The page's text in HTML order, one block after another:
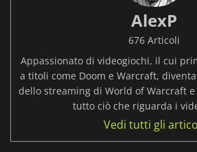
AlexP
676 Articoli
Appassionato di videogiochi, il cui
a titoli come Doom e Warcraft,
dello streaming di World of Warcraft
tutto ciò che riguarda i
Vedi tutti gli